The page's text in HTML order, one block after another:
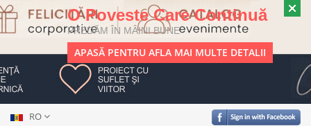
O Poveste Care Continuă
PREDĂM ÎN MÂINI BUNE
APASĂ PENTRU AFLA MAI MULTE DETALII
RO